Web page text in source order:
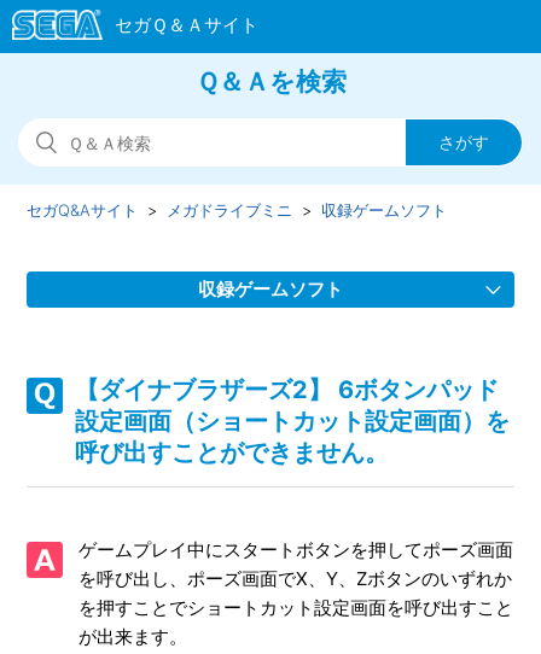
Ｑ＆Ａを検索
セガQ&Aサイト メガドライブミニ 収録ゲームソフト
収録ゲームソフト
開してもいいのか。
収録ゲームソフトを教えてください。
ゲームをDLC（ダウンロードコンテンツ）等で追加・ダウン
ロードできますか。
【ダイナブラザーズ2】 6ボタンパッド
設定画面（ショートカット設定画面）を
呼び出すことができません。
ゲームプレイ中にスタートボタンを押してポーズ画面
を呼び出し、ポーズ画面でX、Y、Zボタンのいずれか
を押すことでショートカット設定画面を呼び出すこと
が出来ます。